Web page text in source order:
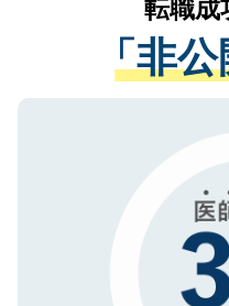
は、個人情報の
管理基準を満た
る、プライバシ
ご登録いただい
で、機密保持に
経験をまじえな
させていただき
ない方には、長
ので、まずはご
転職成
「非